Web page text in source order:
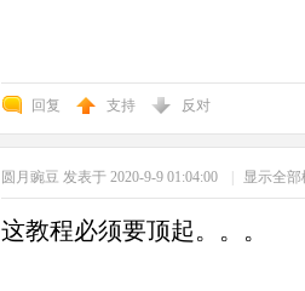
回复 支持 反对
圆月豌豆 发表于 2020-9-9 01:04:00 | 显示全部
这教程必须要顶起。。。